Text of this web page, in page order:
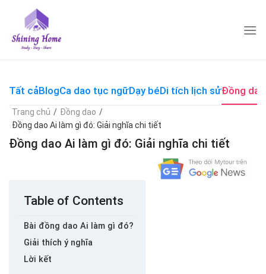
content
Tất cảBlogCa dao tục ngữDạy béDi tích lịch sửĐồng dao
Trang chủ / Đồng dao /
Đồng dao Ai làm gì đó: Giải nghĩa chi tiết
Đồng dao Ai làm gì đó: Giải nghĩa chi tiết
Table of Contents
Bài đồng dao Ai làm gì đó?
Giải thích ý nghĩa
Lời kết